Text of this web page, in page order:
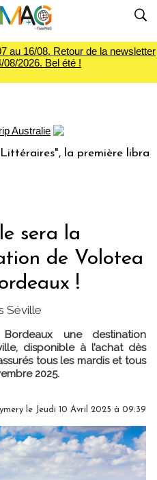
au 16/08. Retour de la newsletter
08/2026. Bel été !
la première librairie du
sera la
de Volotea
!
Séville
une destination
disponible à l’achat dès
tous les mardis et tous
2025.
le Jeudi 10 Avril 2025 à 09:39